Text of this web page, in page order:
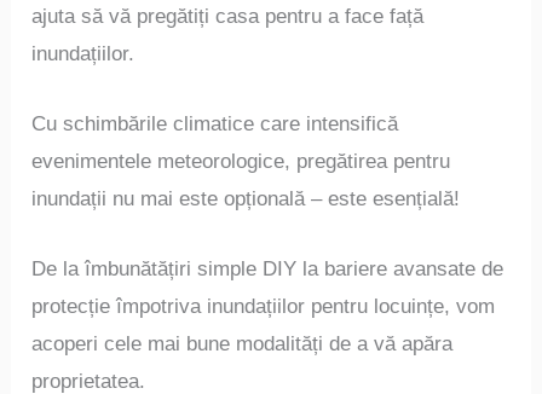
ajuta să vă pregătiți casa pentru a face față
inundațiilor.
Cu schimbările climatice care intensifică
evenimentele meteorologice, pregătirea pentru
inundații nu mai este opțională – este esențială!
De la îmbunătățiri simple DIY la bariere avansate de
protecție împotriva inundațiilor pentru locuințe, vom
acoperi cele mai bune modalități de a vă apăra
proprietatea.